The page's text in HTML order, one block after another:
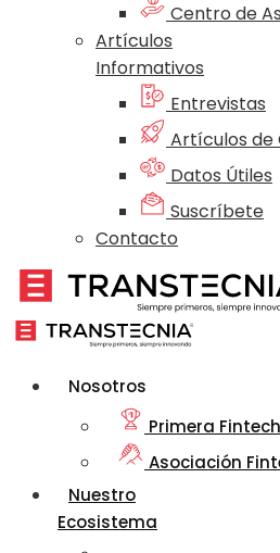
Centro de
Artículos
Informativos
Entrevistas
Artículos de
Datos Útiles
Suscríbete
Contacto
Nosotros
Primera
Asociación
Nuestro
Ecosistema